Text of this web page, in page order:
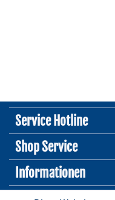
Service Hotline
Shop Service
Informationen